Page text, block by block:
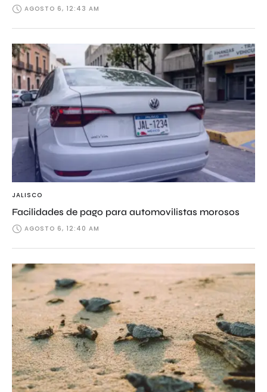
AGOSTO 6, 12:43 AM
JALISCO
Facilidades de pago para automovilistas morosos
AGOSTO 6, 12:40 AM